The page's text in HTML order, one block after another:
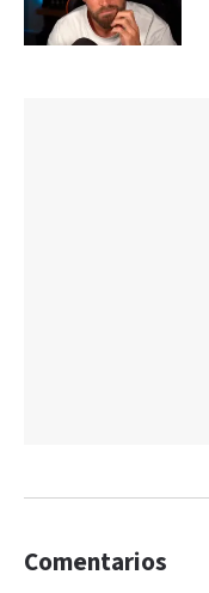
Comentarios